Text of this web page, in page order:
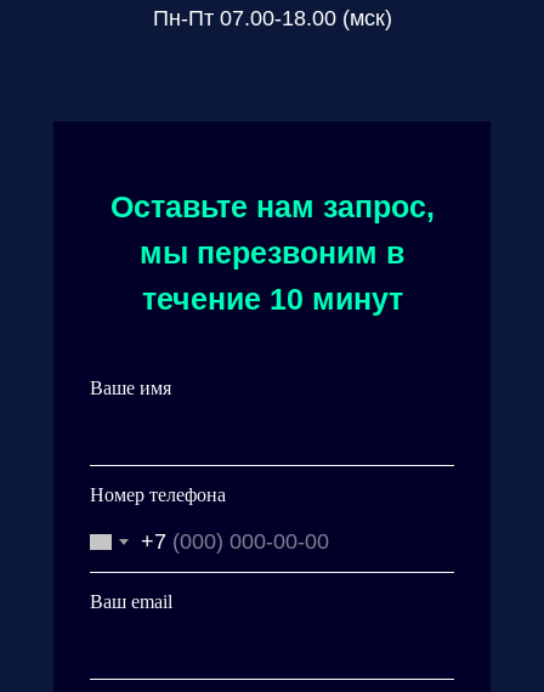
Оставьте нам запрос,
мы перезвоним в
течение 10 минут
Ваше имя
Номер телефона
+7
Ваш email
Пн-Пт 07.00-18.00 (мск)